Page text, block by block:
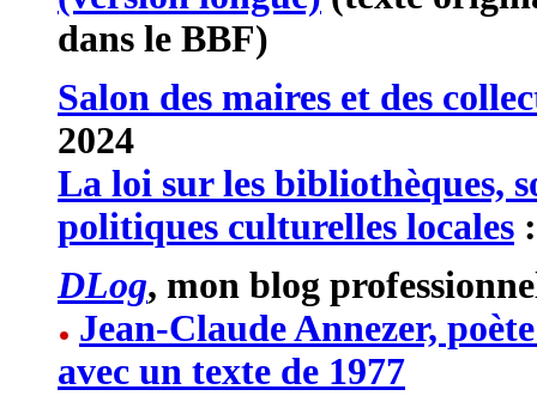
dans le BBF)
Salon des maires et des
2024
La loi sur les bibliothèques,
politiques culturelles locales
DLog, mon blog
Jean-Claude Annezer,
avec un texte de 1977